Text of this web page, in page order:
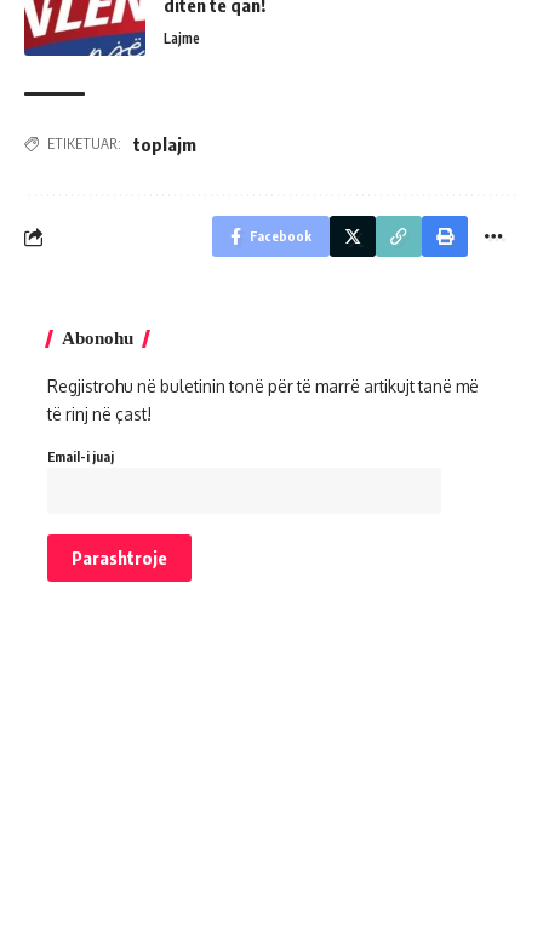
ditën të qan!
Lajme
ETIKETUAR: toplajm
Facebook
Abonohu
Regjistrohu në buletinin tonë për të marrë artikujt tanë më
të rinj në çast!
Email-i juaj